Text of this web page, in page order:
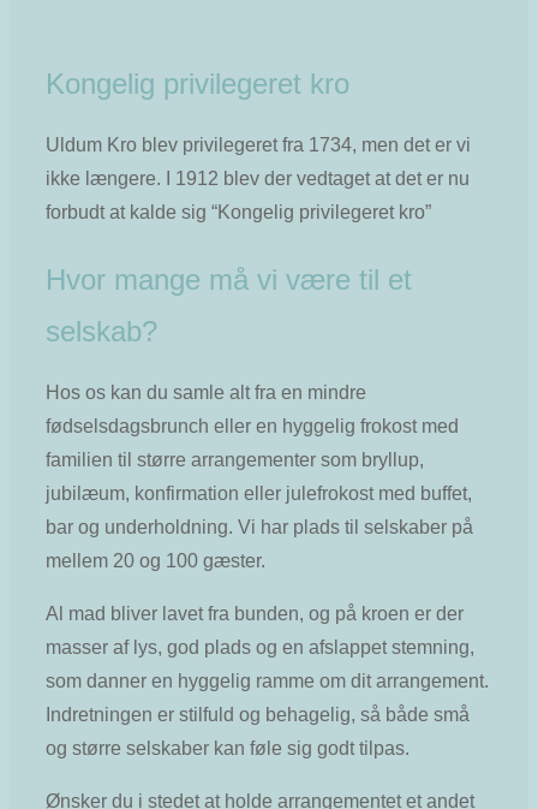
Kongelig privilegeret kro
Uldum Kro blev privilegeret fra 1734, men det er vi
ikke længere. I 1912 blev der vedtaget at det er nu
forbudt at kalde sig “Kongelig privilegeret kro”
Hvor mange må vi være til et
selskab?
Hos os kan du samle alt fra en mindre
fødselsdagsbrunch eller en hyggelig frokost med
familien til større arrangementer som bryllup,
jubilæum, konfirmation eller julefrokost med buffet,
bar og underholdning. Vi har plads til selskaber på
mellem 20 og 100 gæster.
Al mad bliver lavet fra bunden, og på kroen er der
masser af lys, god plads og en afslappet stemning,
som danner en hyggelig ramme om dit arrangement.
Indretningen er stilfuld og behagelig, så både små
og større selskaber kan føle sig godt tilpas.
Ønsker du i stedet at holde arrangementet et andet